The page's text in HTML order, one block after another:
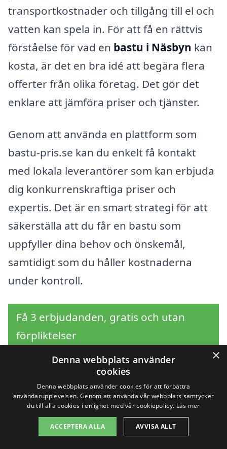
transportkostnader och tillgång till el och
vatten kan spela in. För att få en rättvis
förståelse för vad en bastu i Näsbyn kan
kosta, är det en bra idé att begära flera
offerter från olika företag. Det gör det
enklare att jämföra priser och tjänster.
Genom att använda en plattform som
bastu-pris.se kan du enkelt få kontakt
med lokala leverantörer som kan erbjuda
dig konkurrenskraftiga priser och
expertis. Det är en smart strategi för att
säkerställa att du får en bastu som
uppfyller dina behov och önskemål,
samtidigt som du håller kostnaderna
under kontroll.
Få 3 erbjudanden, gratis och utan
förpliktelser
Sök efter en
professionell för bastu i
andra städer nära
×
Denna webbplats använder
cookies
Denna webbplats använder cookies för att förbättra
användarupplevelsen. Genom att använda vår webbplats samtycker
du till alla cookies i enlighet med vår cookiepolicy. Läs mer
ACCEPTERA ALLA AVVISA ALLT